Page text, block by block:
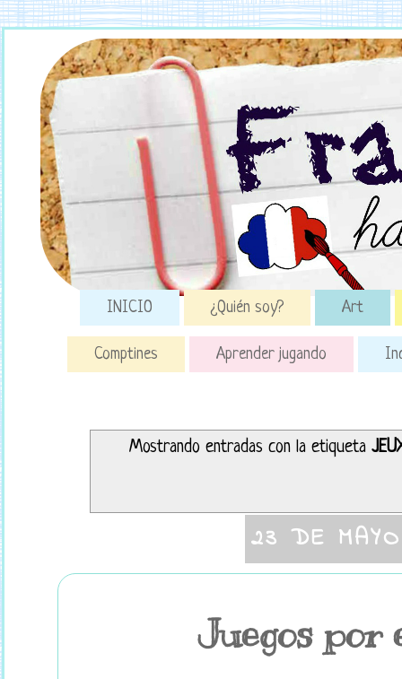
INICIO ¿Quién soy? Art
Comptines Aprender jugando
Mostrando entradas con la etiqueta
23 DE
Juegos por